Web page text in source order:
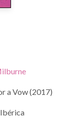
a Vow (2017)